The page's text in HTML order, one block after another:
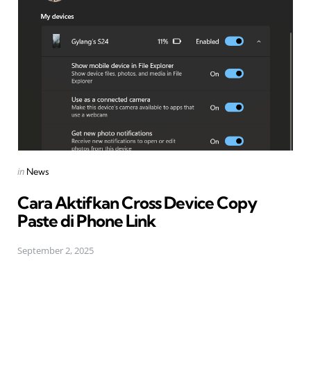
Posted
in News
Cara Aktifkan Cross Device Copy
Paste di Phone Link
September 2, 2025